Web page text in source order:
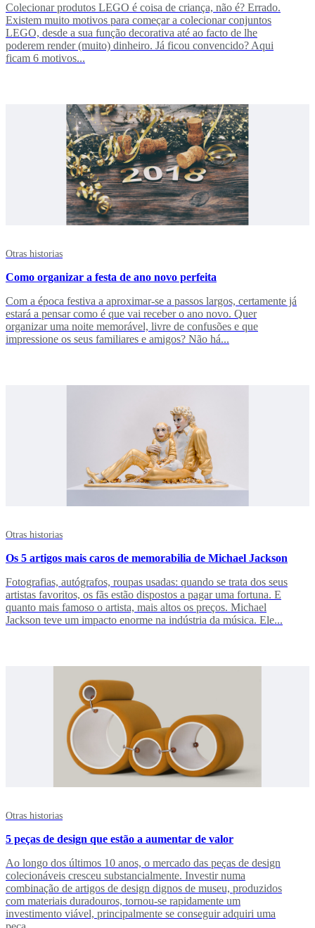
Colecionar produtos LEGO é coisa de criança, não é? Errado.
Existem muito motivos para começar a colecionar conjuntos
LEGO, desde a sua função decorativa até ao facto de lhe
poderem render (muito) dinheiro. Já ficou convencido? Aqui
ficam 6 motivos...
Otras historias
Como organizar a festa de ano novo perfeita
Com a época festiva a aproximar-se a passos largos, certamente já
estará a pensar como é que vai receber o ano novo. Quer
organizar uma noite memorável, livre de confusões e que
impressione os seus familiares e amigos? Não há...
Otras historias
Os 5 artigos mais caros de memorabilia de Michael Jackson
Fotografias, autógrafos, roupas usadas: quando se trata dos seus
artistas favoritos, os fãs estão dispostos a pagar uma fortuna. E
quanto mais famoso o artista, mais altos os preços. Michael
Jackson teve um impacto enorme na indústria da música. Ele...
Otras historias
5 peças de design que estão a aumentar de valor
Ao longo dos últimos 10 anos, o mercado das peças de design
colecionáveis cresceu substancialmente. Investir numa
combinação de artigos de design dignos de museu, produzidos
com materiais duradouros, tornou-se rapidamente um
investimento viável, principalmente se conseguir adquiri uma